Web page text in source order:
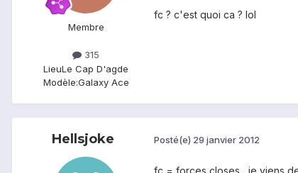
Membre
315
LieuLe Cap D'agde
Modèle:Galaxy Ace
fc ? c'est quoi ca ? lol
Hellsjoke Posté(e) 29 janvier 2012
fc = forces closes , je viens